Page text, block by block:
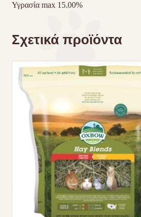
Υγρασία max 15.00%
Σχετικά προϊόντα